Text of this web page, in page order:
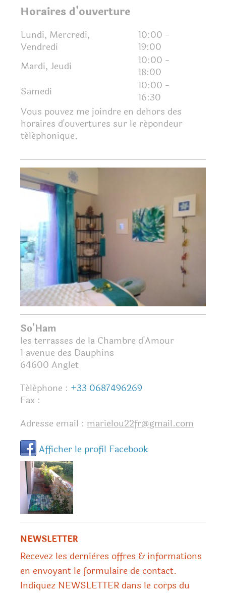
Horaires d'ouverture
Lundi, Mercredi,
Vendredi
10:00 -
19:00
Mardi, Jeudi
10:00 -
18:00
Samedi
10:00 -
16:30
Vous pouvez me joindre en dehors des
horaires d'ouvertures sur le répondeur
téléphonique.
So'Ham
les terrasses de la Chambre d'Amour
1 avenue des Dauphins
64600 Anglet
Téléphone : +33 0687496269
Fax :
Adresse email : marielou22fr@gmail.com
Afficher le profil Facebook
NEWSLETTER
Recevez les dernières offres & informations
en envoyant le formulaire de contact.
Indiquez NEWSLETTER dans le corps du